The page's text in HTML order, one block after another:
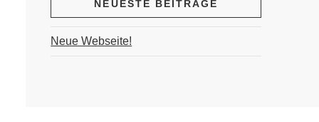
NEUESTE BEITRÄGE
Neue Webseite!